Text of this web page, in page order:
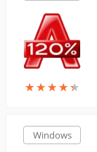
★★★★★
★★★★★
Windows